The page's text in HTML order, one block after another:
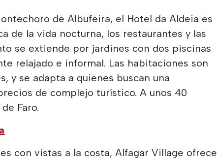
de Albufeira, el Hotel da Aldeia es
de la vida nocturna, los restaurantes y las
se extiende por jardines con dos piscinas
relajado e informal. Las habitaciones son
y se adapta a quienes buscan una
de complejo turístico. A unos 40
Faro.
con vistas a la costa, Alfagar Village ofrece